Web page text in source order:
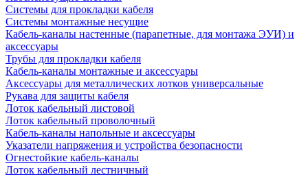
Системы для прокладки кабеля
Системы монтажные несущие
Кабель-каналы настенные (парапетные, для монтажа ЭУИ) и
аксессуары
Трубы для прокладки кабеля
Кабель-каналы монтажные и аксессуары
Аксессуары для металлических лотков универсальные
Рукава для защиты кабеля
Лоток кабельный листовой
Лоток кабельный проволочный
Кабель-каналы напольные и аксессуары
Указатели напряжения и устройства безопасности
Огнестойкие кабель-каналы
Лоток кабельный лестничный